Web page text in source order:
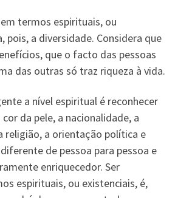
termos espirituais, ou
pois, a diversidade. Considera que
que o facto das pessoas
das outras só traz riqueza à vida.
a nível espiritual é reconhecer
da pele, a nacionalidade, a
religião, a orientação política e
de pessoa para pessoa e
enriquecedor. Ser
espirituais, ou existenciais, é,